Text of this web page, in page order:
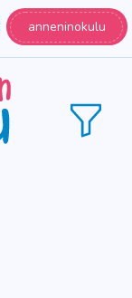
anneninokulu